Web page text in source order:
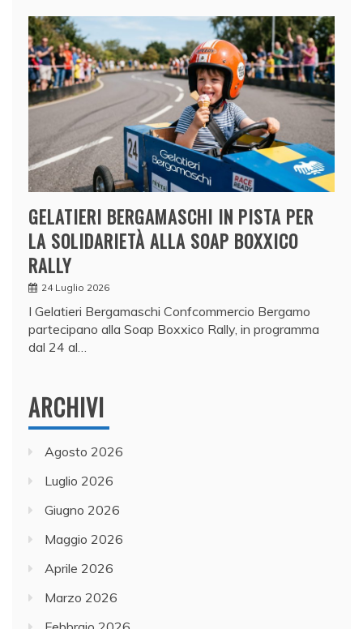
GELATIERI BERGAMASCHI IN PISTA PER
LA SOLIDARIETÀ ALLA SOAP BOXXICO
RALLY
24 Luglio 2026
I Gelatieri Bergamaschi Confcommercio Bergamo
partecipano alla Soap Boxxico Rally, in programma
dal 24 al…
ARCHIVI
Agosto 2026
Luglio 2026
Giugno 2026
Maggio 2026
Aprile 2026
Marzo 2026